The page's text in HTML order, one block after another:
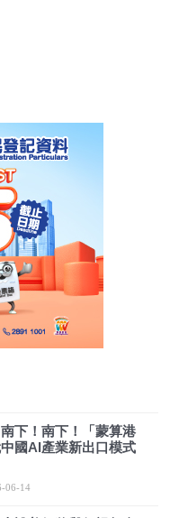
下！南下！「蒙算港
國AI產業新出口模式
06-14